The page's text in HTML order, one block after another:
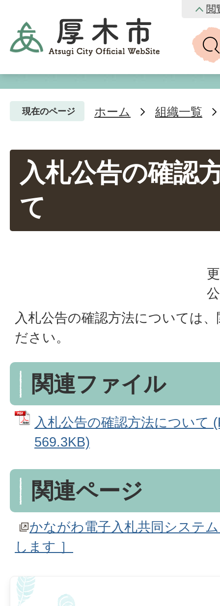
閲
現在のページ ホーム 組織一覧
入札公告の確認
て
入札公告の確認方法については
ださい。
関連ファイル
入札公告の確認方法について
569.3KB)
関連ページ
かながわ電子入札共同システ
します ］